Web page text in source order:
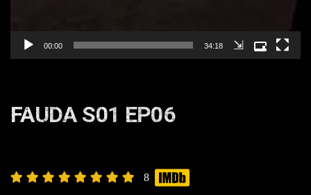
00:00 34:18 ⇲
FAUDA S01 EP06
8